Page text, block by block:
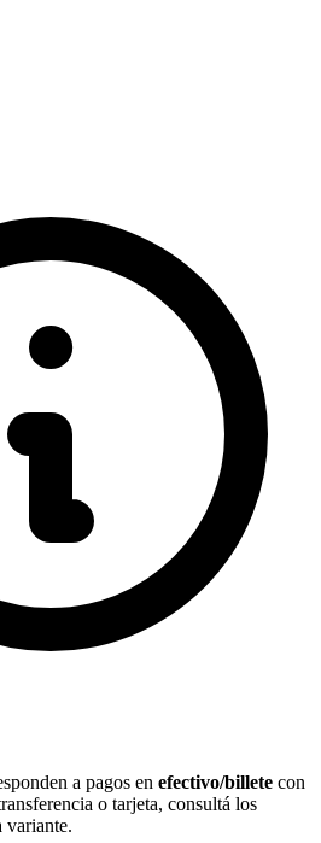
a pagos en efectivo/billete con
o tarjeta, consultá los
variante.